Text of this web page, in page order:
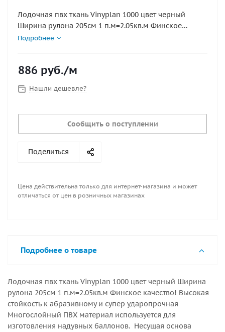
Лодочная пвх ткань Vinyplan 1000 цвет черный
Ширина рулона 205см 1 п.м=2.05кв.м Финское
качество!
Подробнее
886 руб./м
Нашли дешевле?
Сообщить о поступлении
Поделиться
Цена действительна только для интернет-магазина и может
отличаться от цен в розничных магазинах
Подробнее о товаре
Лодочная пвх ткань Vinyplan 1000 цвет черный Ширина
рулона 205см 1 п.м=2.05кв.м Финское качество! Высокая
стойкость к абразивному и супер ударопрочная
Многослойный ПВХ материал используется для
изготовления надувных баллонов. Несущая основа